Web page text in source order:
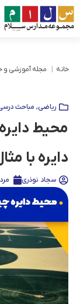
خانه مجله آموزشی و
ریاضی, مباحث
محیط
دایره با
سجاد نوذری مرداد